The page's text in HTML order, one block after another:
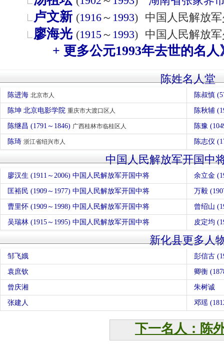
卢文新 (1916～ 1993) 中国人民解放
廖海光 (1915～ 1993) 中国人民解放
+ 更多公元1993年去世的名人
陈姓名人堂
陈进海 北京市人 陈叔慎
陈坤 北京电影学院 重庆市大渡口区人 陈秋辅
陈继昌 (1791～1846) 广西桂林市临桂区人 陈豫
陈琦 浙江省绍兴市人 陈志仪
中国人民解放军开国中
廖汉生 (1911～2006) 中国人民解放军开国中将 余立金
匡裕民 (1909～1977) 中国人民解放军开国中将 万毅
曹里怀 (1909～1998) 中国人民解放军开国中将 曾绍山
吴瑞林 (1915～1995) 中国人民解放军开国中将 皮定均
新化县更多人
邹飞娥 彭信古
袁庶钦 卿衡
曾庆湘 朱树诚
张建人 邓瑶
下一名人：陈